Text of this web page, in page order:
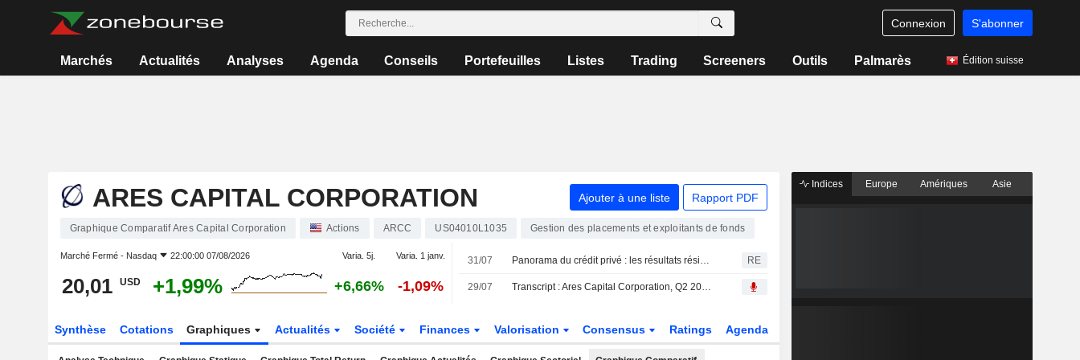
Connexion S'abonner
Marchés Actualités Analyses Agenda Conseils Portefeuilles Listes Trading Screeners Outils Palmarès Édition suisse
ARES CAPITAL CORPORATION Ajouter à une liste Rapport PDF
Graphique Comparatif Ares Capital Corporation Actions ARCC US04010L1035 Gestion des placements et exploitants de fonds
Marché Fermé - Nasdaq 22:00:00 07/08/2026 Varia. 5j. Varia. 1 janv.
20,01 USD +1,99% +6,66% -1,09%
31/07 Panorama du crédit privé : les résultats résistent face à la hausse des défauts et des rachats RE
29/07 Transcript : Ares Capital Corporation, Q2 2026 Earnings Call, Jul 29, 2026
Synthèse Cotations Graphiques Actualités Société Finances Valorisation Consensus Ratings Agenda
Indices Europe Amériques Asie